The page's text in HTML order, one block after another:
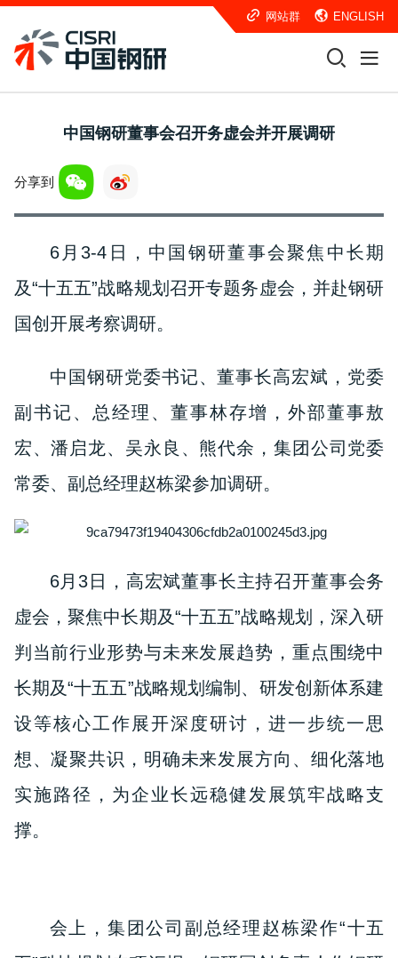
网站群 ENGLISH
中国钢研董事会召开务虚会并开展调研
分享到
6月3-4日，中国钢研董事会聚焦中长期
及“十五五”战略规划召开专题务虚会，并赴钢研
国创开展考察调研。
中国钢研党委书记、董事长高宏斌，党委
副书记、总经理、董事林存增，外部董事敖
宏、潘启龙、吴永良、熊代余，集团公司党委
常委、副总经理赵栋梁参加调研。
6月3日，高宏斌董事长主持召开董事会务
虚会，聚焦中长期 及“十五五”战略规划
，深入研
判当前行业形势与未来发展趋势，重点围绕中
长期及“十五五”战略规划编制、研发创新体系建
设等核心工作展开深度研讨，进一步统一思
想、凝聚共识，明确未来发展方向、细化落地
实施路径，为企业长远稳健发展筑牢战略支
撑。
会上，集团公司副总经理赵栋梁作“十五